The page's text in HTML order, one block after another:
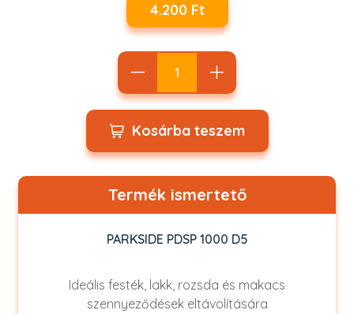
4.200 Ft
Kosárba teszem
Termék ismertető
PARKSIDE PDSP 1000 D5
Ideális festék, lakk, rozsda és makacs
szennyeződések eltávolítására